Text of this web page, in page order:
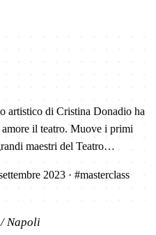
artistico di Cristina Donadio ha
il teatro. Muove i primi
maestri del Teatro…
2023 · #masterclass
Napoli